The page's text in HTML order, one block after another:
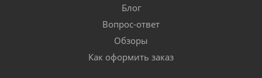
Блог
Вопрос-ответ
Обзоры
Как оформить заказ